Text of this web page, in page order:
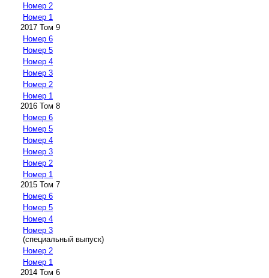
Номер 2
Номер 1
2017 Том 9
Номер 6
Номер 5
Номер 4
Номер 3
Номер 2
Номер 1
2016 Том 8
Номер 6
Номер 5
Номер 4
Номер 3
Номер 2
Номер 1
2015 Том 7
Номер 6
Номер 5
Номер 4
Номер 3
(специальный выпуск)
Номер 2
Номер 1
2014 Том 6